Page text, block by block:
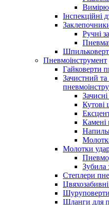
Інспекційні
Ручні
Пневмоінструмент
Гайковерти
Зачистний
Кутові
Камені
Молотки
Зубила
Степлери
Шланги для